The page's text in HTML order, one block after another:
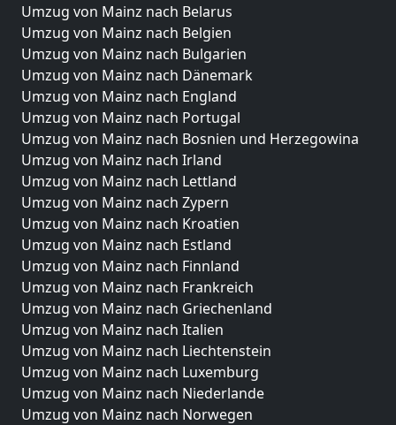
Umzug von Mainz nach Belarus
Umzug von Mainz nach Belgien
Umzug von Mainz nach Bulgarien
Umzug von Mainz nach Dänemark
Umzug von Mainz nach England
Umzug von Mainz nach Portugal
Umzug von Mainz nach Bosnien und Herzegowina
Umzug von Mainz nach Irland
Umzug von Mainz nach Lettland
Umzug von Mainz nach Zypern
Umzug von Mainz nach Kroatien
Umzug von Mainz nach Estland
Umzug von Mainz nach Finnland
Umzug von Mainz nach Frankreich
Umzug von Mainz nach Griechenland
Umzug von Mainz nach Italien
Umzug von Mainz nach Liechtenstein
Umzug von Mainz nach Luxemburg
Umzug von Mainz nach Niederlande
Umzug von Mainz nach Norwegen